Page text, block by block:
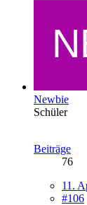
Newbie
Schüler
Beiträge
76
11.
#106